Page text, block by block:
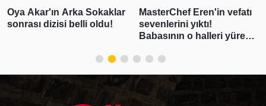
rakamları, canlı takip
MasterChef Eren'in vefatı
sevenlerini yıktı!
"Pişmanım bir daha
kullanmayacağım"
demişti! Erdal
testi pozitif çıktı